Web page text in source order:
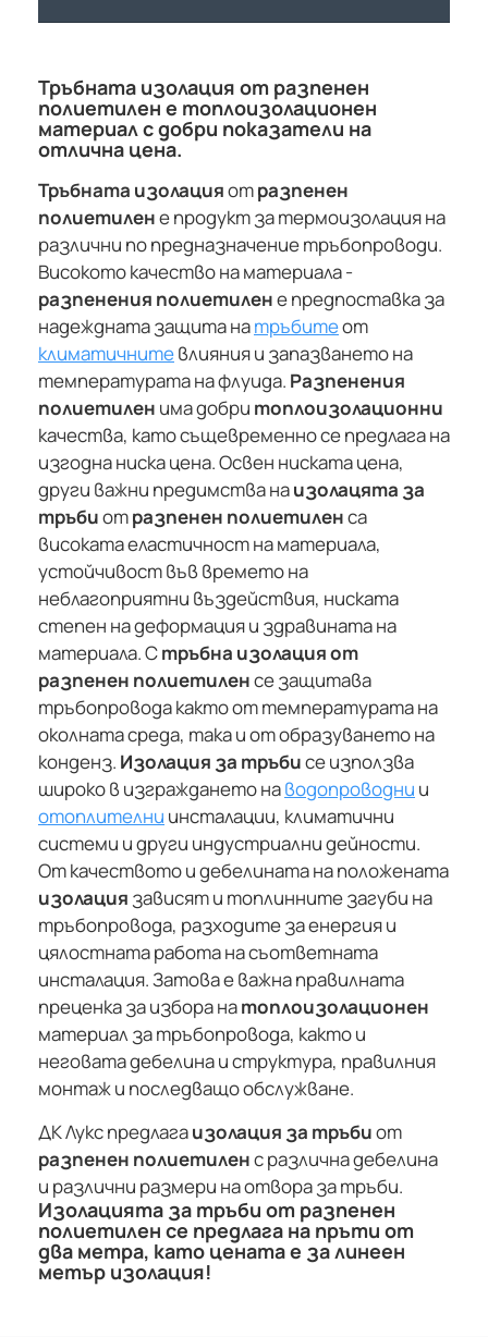
Тръбната изолация от разпенен
полиетилен е топлоизолационен
материал с добри показатели на
отлична цена.
Тръбната изолацияотразпенен
полиетилене продукт за термоизолация на
различни по предназначение тръбопроводи.
Високото качество на материала -
разпенения полиетилене предпоставка за
надеждната защита натръбитеот
климатичнитевлияния и запазването на
температурата на флуида. Разпенения
полиетилен има добри топлоизолационни
качества, като същевременно се предлага на
изгодна ниска цена. Освен ниската цена,
други важни предимства наизолацята за
тръбиотразпенен полиетиленса
високата еластичност на материала,
устойчивост във времето на
неблагоприятни въздействия, ниската
степен на деформация и здравината на
материала. Стръбна изолация от
разпенен полиетиленсе защитава
тръбопровода както от температурата на
околната среда, така и от образуването на
конденз. Изолация за тръбисе използва
широко в изграждането наводопроводни и
отоплителни инсталации, климатични
системи и други индустриални дейности.
От качеството и дебелината на положената
изолация зависят и топлинните загуби на
тръбопровода, разходите за енергия и
цялостната работа на съответната
инсталация. Затова е важна правилната
преценка за избора натоплоизолационен
материал за тръбопровода, както и
неговата дебелина и структура, правилния
монтаж и последващо обслужване.
ДК Лукс предлагаизолация за тръбиот
разпенен полиетиленс различна дебелина
и различни размери на отвора за тръби.
Изолацията за тръби от разпенен
полиетилен се предлага на пръти от
два метра, като цената е за линеен
метър изолация!